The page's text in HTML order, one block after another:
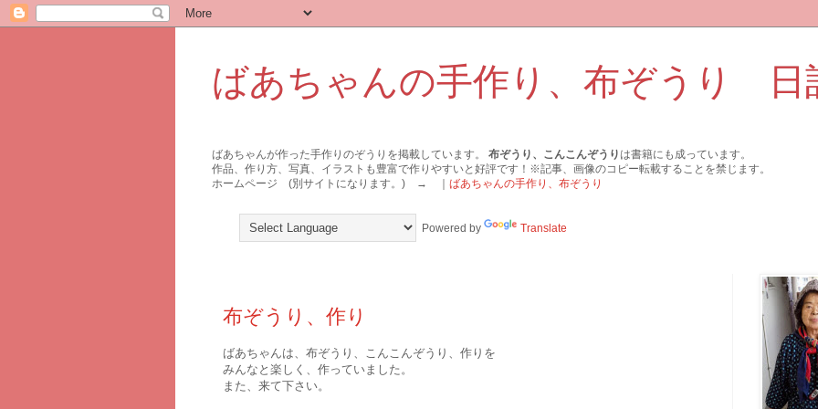
ばあちゃんの手作り、布ぞうり 日
ばあちゃんが作った手作りのぞうりを掲載しています。 布ぞうり、こんこんぞうり は書籍にも成っています。
作品、作り方、写真、イラストも豊富で作りやすいと好評です！※記事、画像のコピー転載することを禁じます。
ホームページ (別サイトになります。) → ｜ ばあちゃんの手作り、布ぞうり
Powered by Translate
布ぞうり、作り
ばあちゃんは、布ぞうり、こんこんぞうり、作りを
みんなと楽しく、作っていました。
また、来て下さい。